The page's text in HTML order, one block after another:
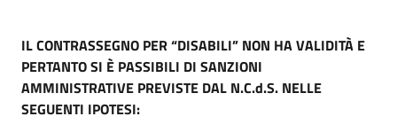
IL CONTRASSEGNO PER “DISABILI” NON HA VALIDITÀ E
PERTANTO SI È PASSIBILI DI SANZIONI
AMMINISTRATIVE PREVISTE DAL N.C.d.S. NELLE
SEGUENTI IPOTESI: